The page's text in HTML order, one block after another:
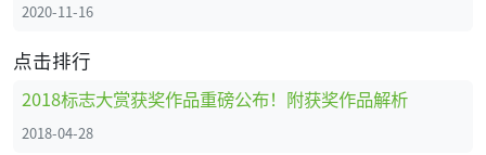
2020-11-16
点击排行
2018标志大赏获奖作品重磅公布！附获奖作品解析
2018-04-28